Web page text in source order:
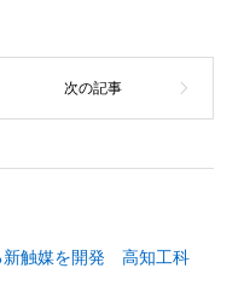
新触媒を開発 高知工科